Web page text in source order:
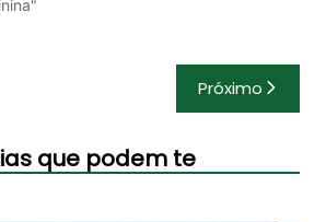
Próximo
que podem te